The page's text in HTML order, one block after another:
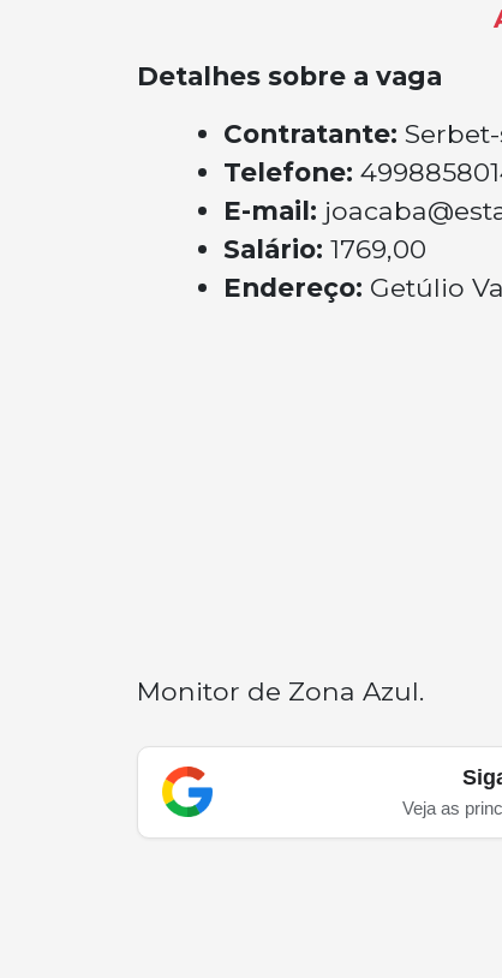
Detalhes sobre a vaga
Contratante:
Telefone:
E-mail:
Salário: 1769,00
Endereço: Getúlio
Monitor de Zona Azul.
Veja as